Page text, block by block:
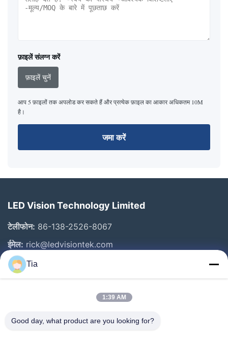
फ़ाइलें संलग्न करें
फ़ाइलें चुनें
आप 5 फ़ाइलों तक अपलोड कर सकते हैं और प्रत्येक फ़ाइल का आकार अधिकतम 10M
है।
जमा करें
LED Vision Technology Limited
टेलीफोन: 86-138-2526-8067
ईमेल: rick@ledvisiontek.com
त्वरित लिंक
उत्पाद
Tia
1:39 AM
Good day, what product are you looking for?